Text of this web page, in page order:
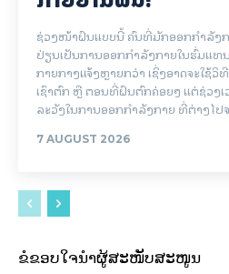
ຊ່ວງໜ້າຝົນແບບນີ້ ຄົນທີ່ມັກອອກກຳລັງກ
ປ່ຽນເປັນການອອກກຳລັງກາຍໃນຮົ່ມແ
ກາຍກາງແຈ້ງຫຼາຍກວ່າ ເຊິ່ງອາດຈະໃຊ້
ເຊົາຕົກ ຫຼື ຕອນທີ່ຝົນຕົກຄ່ອຍໆ ແຕ່ຊ່ວງ
ລະວັງໃນການອອກກຳລັງກາຍ ທີ່ຕ່າງໄປ
7 AUGUST 2026
ຂໍຂອບໃຈນຳຜູ້ສະໜັບສະໜູນ